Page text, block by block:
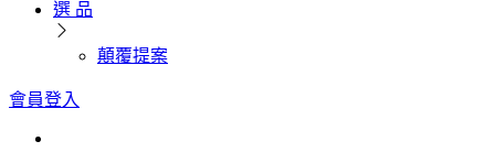
選 品
顛覆提案
會員登入